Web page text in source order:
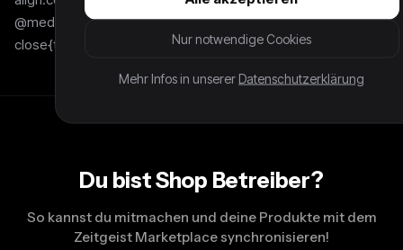
@media screen and (max-width:749px){#fit-guide .sle-fitguide-
close{top:-14px;right:-6px}} ×
Du bist Shop Betreiber?
So kannst du mitmachen und deine Produkte mit dem
Zeitgeist Marketplace synchronisieren!
Nur notwendige Cookies
Mehr Infos in unserer Datenschutzerklärung